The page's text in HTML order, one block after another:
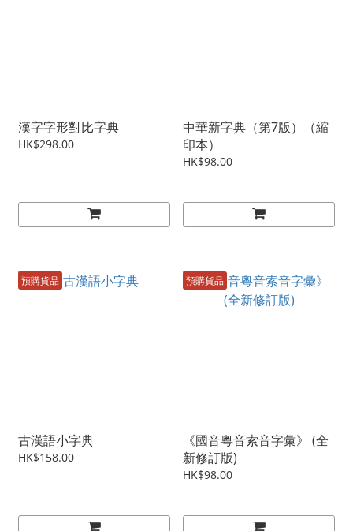
漢字字形對比字典
HK$298.00
中華新字典（第7版）（縮
印本）
HK$98.00
預購貨品
古漢語小字典
HK$158.00
預購貨品
《國音粵音索音字彙》 (全
新修訂版)
HK$98.00